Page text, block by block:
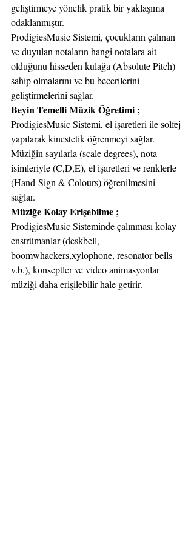
geliştirmeye yönelik pratik bir yaklaşıma
odaklanmıştır.
ProdigiesMusic Sistemi, çocukların çalınan
ve duyulan notaların hangi notalara ait
olduğunu hisseden kulağa (Absolute Pitch)
sahip olmalarını ve bu becerilerini
geliştirmelerini sağlar.
Beyin Temelli Müzik Öğretimi ;
ProdigiesMusic Sistemi, el işaretleri ile solfej
yapılarak kinestetik öğrenmeyi sağlar.
Müziğin sayılarla (scale degrees), nota
isimleriyle (C,D,E), el işaretleri ve renklerle
(Hand-Sign & Colours) öğrenilmesini
sağlar.
Müziğe Kolay Erişebilme ;
ProdigiesMusic Sisteminde çalınması kolay
enstrümanlar (deskbell,
boomwhackers,xylophone, resonator bells
v.b.), konseptler ve video animasyonlar
müziği daha erişilebilir hale getirir.